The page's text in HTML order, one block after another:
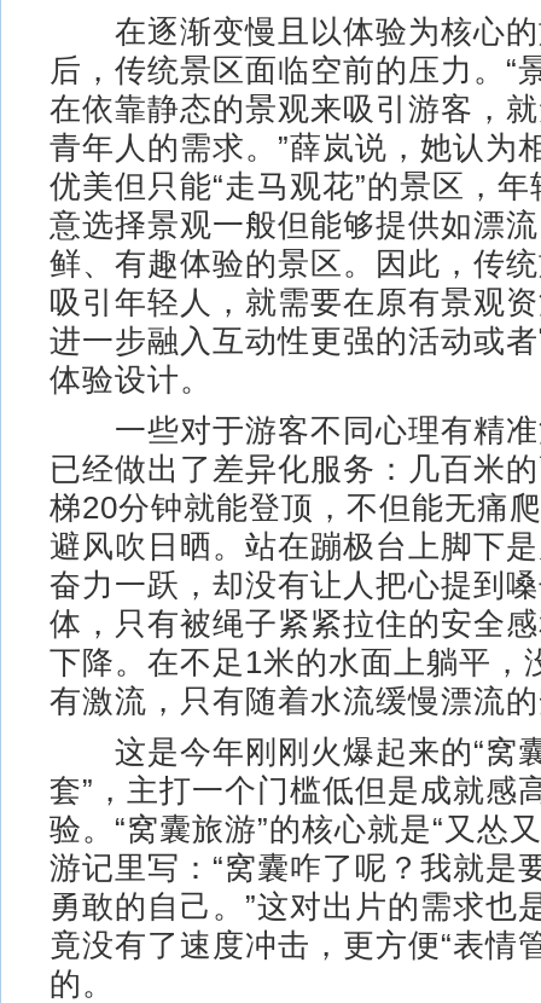
在逐渐变慢且以体验为核心的
后，传统景区面临空前的压力。“
在依靠静态的景观来吸引游客，
青年人的需求。”薛岚说，她认为
优美但只能“走马观花”的景区，
意选择景观一般但能够提供如漂
鲜、有趣体验的景区。因此，传
吸引年轻人，就需要在原有景观
进一步融入互动性更强的活动或
体验设计。
一些对于游客不同心理有精准
已经做出了差异化服务：几百米
梯20分钟就能登顶，不但能无痛
避风吹日晒。站在蹦极台上脚下
奋力一跃，却没有让人把心提到
体，只有被绳子紧紧拉住的安全
下降。在不足1米的水面上躺平，
有激流，只有随着水流缓慢漂流
这是今年刚刚火爆起来的“窝
套”，主打一个门槛低但是成就感
验。“窝囊旅游”的核心就是“又怂
游记里写：“窝囊咋了呢？我就是
勇敢的自己。”这对出片的需求也
竟没有了速度冲击，更方便“表情
的。